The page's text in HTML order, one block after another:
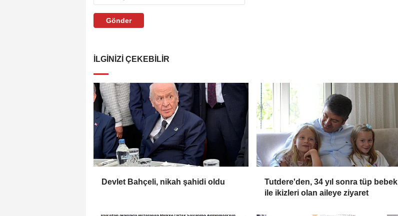
Gönder
İLGINIZI ÇEKEBILIR
Devlet Bahçeli, nikah şahidi oldu
Tutdere'den, 34 yıl sonra tüp bebek
ile ikizleri olan aileye ziyaret